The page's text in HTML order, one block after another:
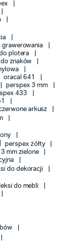
grawerowania
plotera
znaków
oracal 641
perspex 3 mm
433
arkusz
perspex żółty
mm zielone
do dekoracji
do mebli